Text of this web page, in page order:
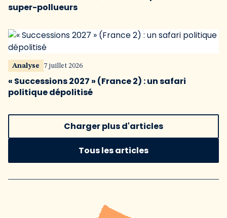
super-pollueurs
Analyse 7 juillet 2026
« Successions 2027 » (France 2) : un safari
politique dépolitisé
Charger plus d'articles
Tous les articles